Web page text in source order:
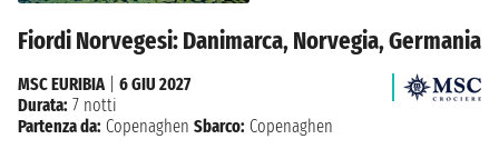
Fiordi Norvegesi: Danimarca, Norvegia, Germania
MSC EURIBIA| 6 GIU 2027
Durata: 7 notti
Partenza da: Copenaghen Sbarco: Copenaghen